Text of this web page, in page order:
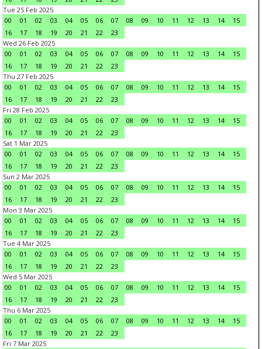
Tue 25 Feb 2025
00
01 02 03 04 05 06 07 08 09 10 11 12 13 14
15
16
17 18 19 20 21 22
23
Wed 26 Feb 2025
00
01 02 03 04 05 06 07 08 09 10 11 12 13 14
15
16
17 18 19 20 21 22
23
Thu 27 Feb 2025
00
01 02 03 04 05 06 07 08 09 10 11 12 13 14
15
16
17 18 19 20 21 22
23
Fri 28 Feb 2025
00
01 02 03 04 05 06 07 08 09 10 11 12 13 14
15
16
17 18 19 20 21 22
23
Sat 1 Mar 2025
00
01 02 03 04 05 06 07 08 09 10 11 12 13 14
15
16
17 18 19 20 21 22
23
Sun 2 Mar 2025
00
01 02 03 04 05 06 07 08 09 10 11 12 13 14
15
16
17 18 19 20 21 22
23
Mon 3 Mar 2025
00
01 02 03 04 05 06 07 08 09 10 11 12 13 14
15
16
17 18 19 20 21 22
23
Tue 4 Mar 2025
00
01 02 03 04 05 06 07 08 09 10 11 12 13 14
15
16
17 18 19 20 21 22
23
Wed 5 Mar 2025
00
01 02 03 04 05 06 07 08 09 10 11 12 13 14
15
16
17 18 19 20 21 22
23
Thu 6 Mar 2025
00
01 02 03 04 05 06 07 08 09 10 11 12 13 14
15
16
17 18 19 20 21 22
23
Fri 7 Mar 2025